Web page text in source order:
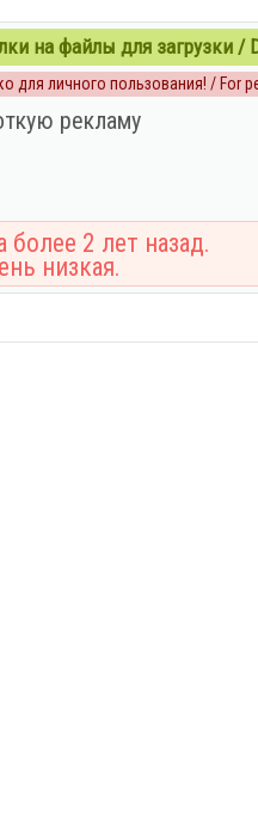
на файлы для загрузки /
для личного пользования! / For
рекламу
более 2 лет назад.
низкая.